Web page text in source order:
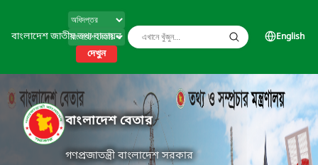
বাংলাদেশ জাতীয় তথ্য বাতায়ন
দেখুন
English
বাংলাদেশ বেতার
গণপ্রজাতন্ত্রী বাংলাদেশ সরকার